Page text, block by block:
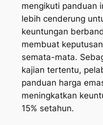
mengikuti panduan
lebih cenderung
keuntungan
membuat
semata-mata.
kajian tertentu,
panduan harga
meningkatkan
15% setahun.